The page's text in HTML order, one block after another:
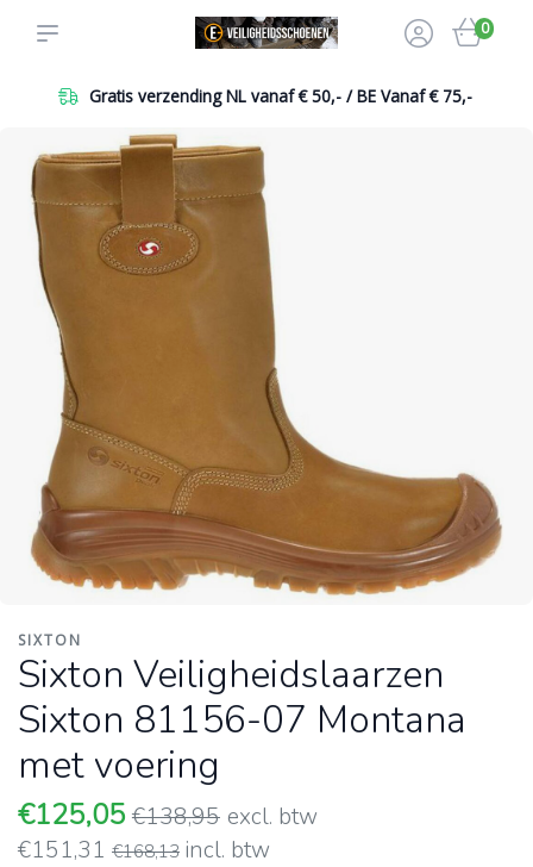
0
Gratis verzending NL vanaf € 50,- / BE Vanaf € 75,-
SIXTON
Sixton Veiligheidslaarzen
Sixton 81156-07 Montana
met voering
€125,05 €138,95 excl. btw
€151,31 €168,13 incl. btw